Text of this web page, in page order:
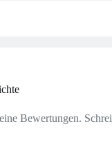
Bewertungen.